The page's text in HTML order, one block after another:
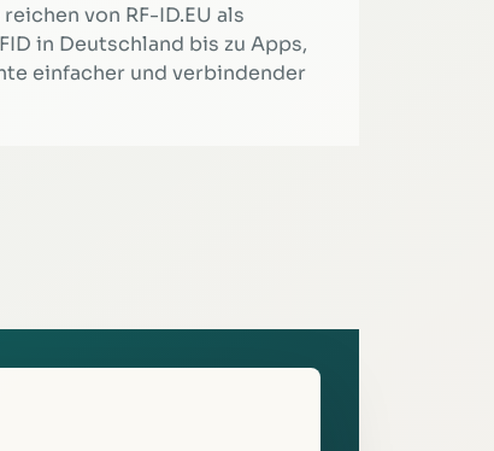
von RF-ID.EU als
in Deutschland bis zu Apps,
einfacher und verbindender